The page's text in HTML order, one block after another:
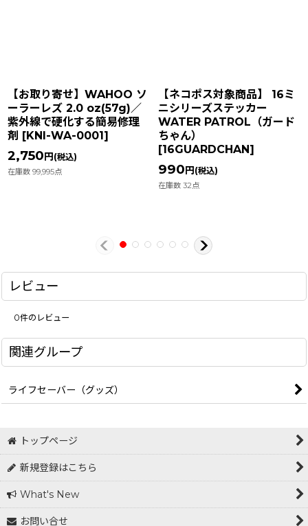
【お取り寄せ】WAHOO ソ
ーラーレズ 2.0 oz(57g)／
紫外線で硬化する簡易修理
剤 [KNI-WA-0001]
2,750円(税込)
在庫数 99,995点
【ネコポス対象商品】 16ミ
ニシリーズステッカー
WATER PATROL（ガード
ちゃん）
[16GUARDCHAN]
990円(税込)
在庫数 32点
レビュー
0件のレビュー
関連グループ
ライフセーバー（グッズ）
トップページ
新規登録はこちら
What's New
お問い合せ